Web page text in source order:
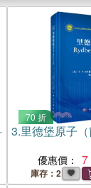
70 折
3.里德堡原子（
優惠價： 7
庫存：2